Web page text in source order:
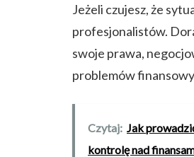
Jeżeli czujesz, że
profesjonalistów.
swoje prawa,
problemów
Czytaj: Jak
kontrolę nad